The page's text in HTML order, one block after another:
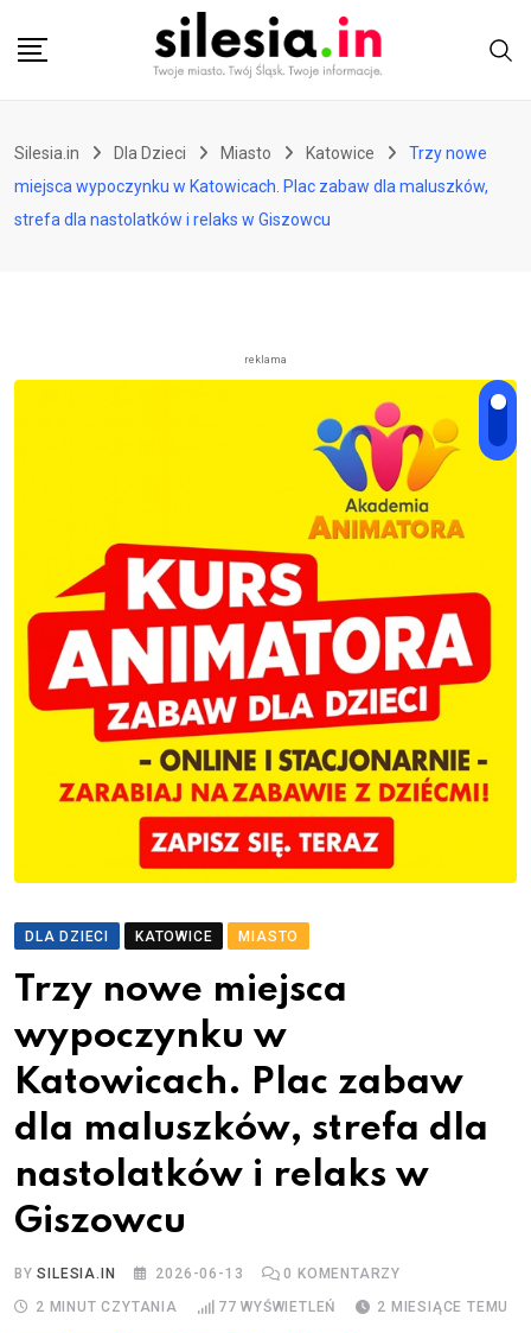
Silesia.in Dla Dzieci Miasto Katowice
Trzy nowe
miejsca wypoczynku w Katowicach. Plac zabaw dla maluszków,
strefa dla nastolatków i relaks w Giszowcu
reklama
DLA DZIECI KATOWICE MIASTO
Trzy nowe miejsca
wypoczynku w
Katowicach. Plac zabaw
dla maluszków, strefa dla
nastolatków i relaks w
Giszowcu
BYSILESIA.IN 2026-06-13 0 KOMENTARZY
2 MINUT CZYTANIA
77 WYŚWIETLEŃ 2 MIESIĄCE TEMU